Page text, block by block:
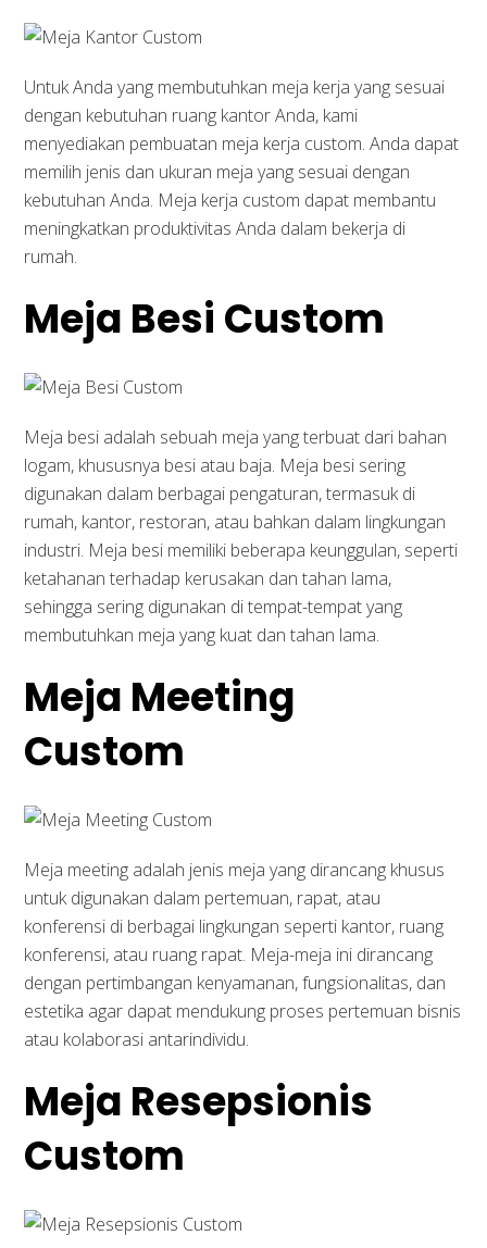
Untuk Anda yang membutuhkan meja kerja yang sesuai
dengan kebutuhan ruang kantor Anda, kami
menyediakan pembuatan meja kerja custom. Anda dapat
memilih jenis dan ukuran meja yang sesuai dengan
kebutuhan Anda. Meja kerja custom dapat membantu
meningkatkan produktivitas Anda dalam bekerja di
rumah.
Meja Besi Custom
Meja besi adalah sebuah meja yang terbuat dari bahan
logam, khususnya besi atau baja. Meja besi sering
digunakan dalam berbagai pengaturan, termasuk di
rumah, kantor, restoran, atau bahkan dalam lingkungan
industri. Meja besi memiliki beberapa keunggulan, seperti
ketahanan terhadap kerusakan dan tahan lama,
sehingga sering digunakan di tempat-tempat yang
membutuhkan meja yang kuat dan tahan lama.
Meja Meeting
Custom
Meja meeting adalah jenis meja yang dirancang khusus
untuk digunakan dalam pertemuan, rapat, atau
konferensi di berbagai lingkungan seperti kantor, ruang
konferensi, atau ruang rapat. Meja-meja ini dirancang
dengan pertimbangan kenyamanan, fungsionalitas, dan
estetika agar dapat mendukung proses pertemuan bisnis
atau kolaborasi antarindividu.
Meja Resepsionis
Custom